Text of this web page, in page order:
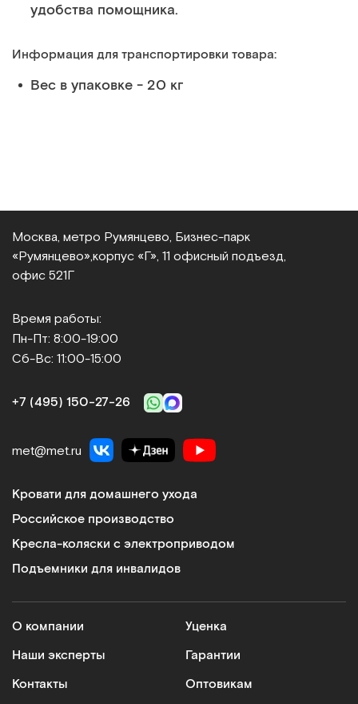
удобства помощника.
Информация для транспортировки товара:
Вес в упаковке - 20 кг
Москва, метро Румянцево, Бизнес‑парк
«Румянцево», корпус «Г», 11 офисный подъезд,
офис 521Г
Время работы:
Пн-Пт: 8:00-19:00
Сб-Вс: 11:00-15:00
+7 (495) 150‑27‑26
met@met.ru
Кровати для домашнего ухода
Российское производство
Кресла-коляски с электроприводом
Подъемники для инвалидов
О компании
Наши эксперты
Контакты
Уценка
Гарантии
Оптовикам